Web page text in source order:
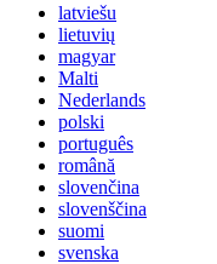
latviešu
lietuvių
magyar
Malti
Nederlands
polski
português
română
slovenčina
slovenščina
suomi
svenska